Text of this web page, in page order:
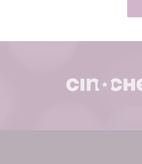
cinoche.com